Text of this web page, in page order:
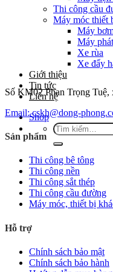
Thi công cầu
Máy móc thiết
Máy
Máy
Xe rùa
Xe đẩy
Giới thiệu
Tin tức
Liên hệ
Shop
Tìm
kiếm:
Số KM02 Phan Trọng
Email: cskh@dong-
Sản phẩm
Thi công bê tông
Thi công nền
Thi công sắt thép
Thi công cầu đường
Máy móc, thiết bị
Hỗ trợ
Chính sách bảo mật
Chính sách bảo hành